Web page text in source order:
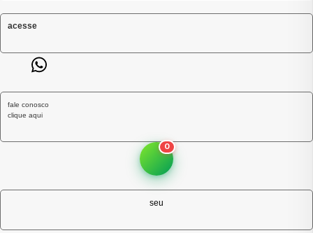
acesse
fale conosco
clique aqui
0
seu